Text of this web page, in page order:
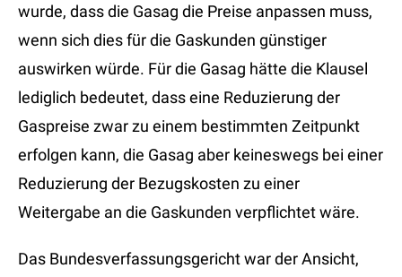
wurde, dass die Gasag die Preise anpassen muss,
wenn sich dies für die Gaskunden günstiger
auswirken würde. Für die Gasag hätte die Klausel
lediglich bedeutet, dass eine Reduzierung der
Gaspreise zwar zu einem bestimmten Zeitpunkt
erfolgen kann, die Gasag aber keineswegs bei einer
Reduzierung der Bezugskosten zu einer
Weitergabe an die Gaskunden verpflichtet wäre.
Das Bundesverfassungsgericht war der Ansicht,